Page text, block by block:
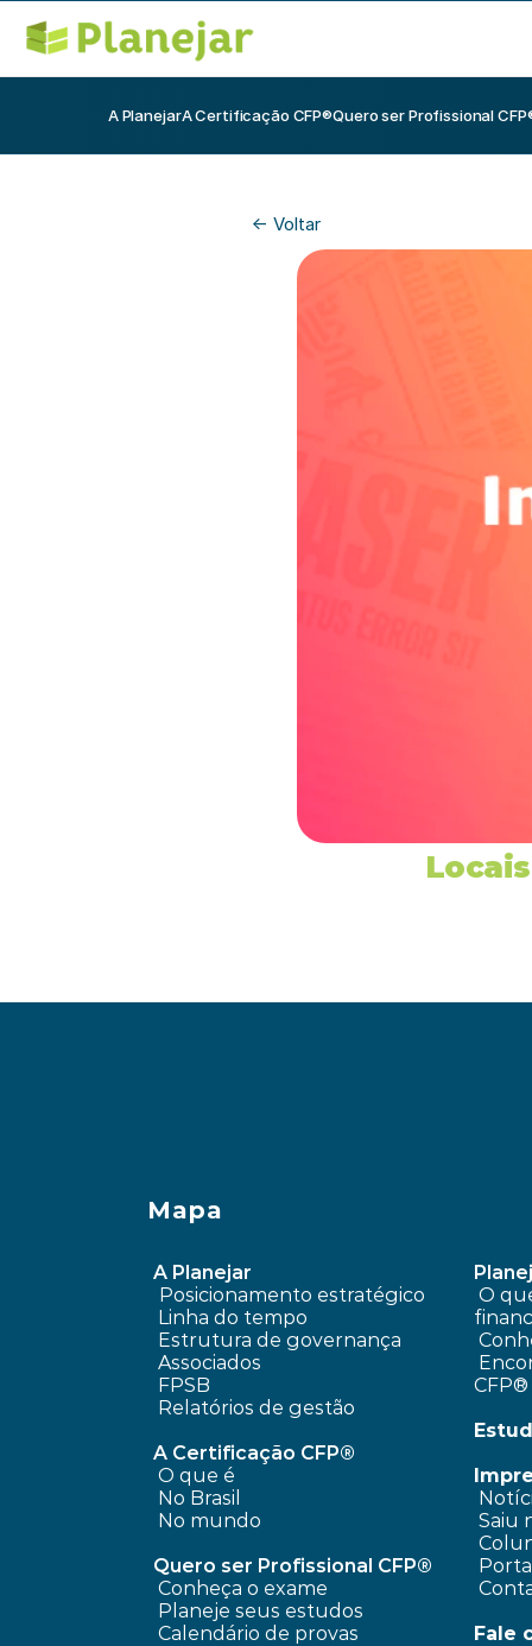
A PlanejarA Certificação CFP®Quero ser Profissional
<- Voltar
A Planejar
Posicionamento estratégico
Linha do tempo
Estrutura de governança
Associados
FPSB
Relatórios de gestão
A Certificação CFP®
O que é
No Brasil
No mundo
Quero ser Profissional CFP®
Conheça o exame
Planeje seus estudos
Calendário de provas
CFP®
Saiu
Fale
Mapa